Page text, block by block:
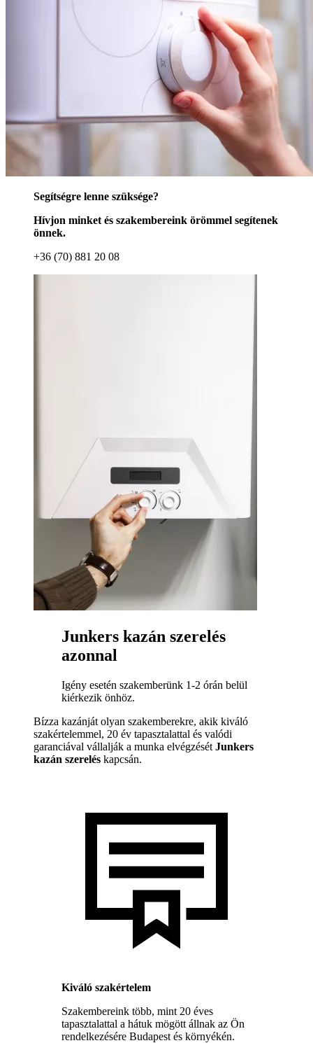
Segítségre lenne szüksége?
Hívjon minket és szakembereink örömmel segítenek
önnek.
+36 (70) 881 20 08
Junkers kazán szerelés
azonnal
Igény esetén szakemberünk 1-2 órán belül
kiérkezik önhöz.
Bízza kazánját olyan szakemberekre, akik kiváló
szakértelemmel, 20 év tapasztalattal és valódi
garanciával vállalják a munka elvégzését Junkers
kazán szerelés kapcsán.
Kiváló szakértelem
Szakembereink több, mint 20 éves
tapasztalattal a hátuk mögött állnak az Ön
rendelkezésére Budapest és környékén.